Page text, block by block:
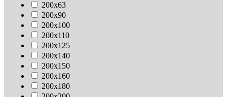
200х63
200х90
200х100
200х110
200х125
200х140
200х150
200х160
200х180